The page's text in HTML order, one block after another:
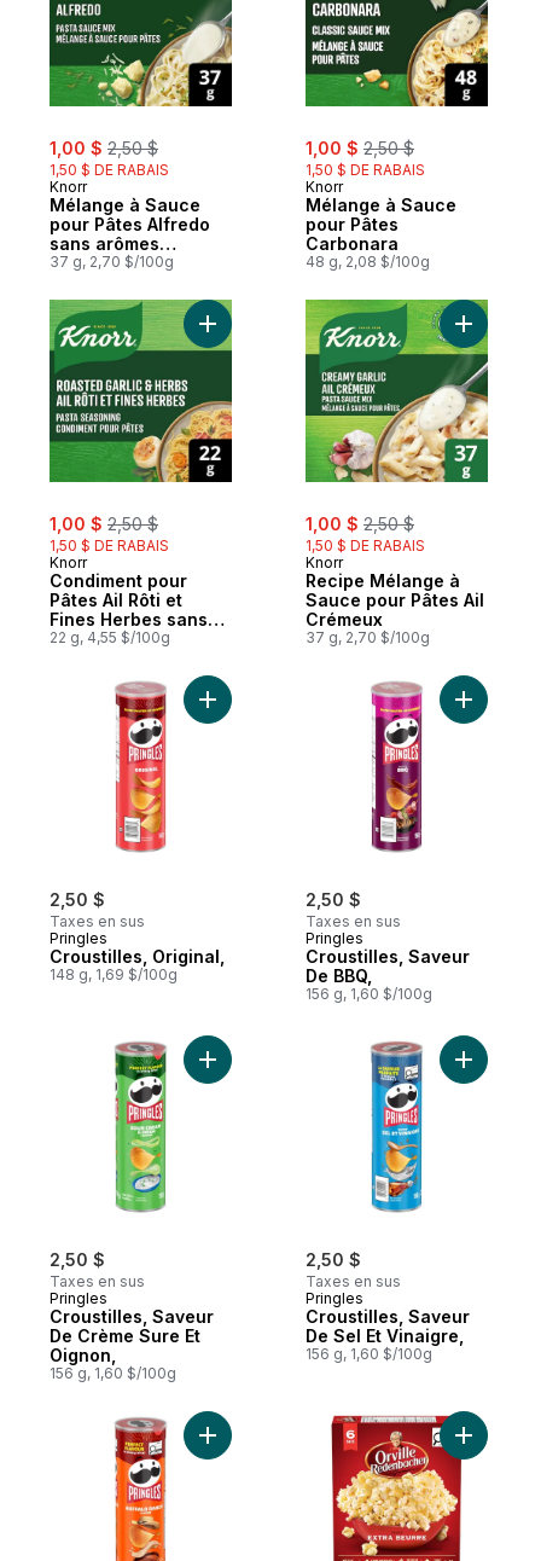
sale:
1,00 $ , formerly:
2,50 $
1,50 $ DE RABAIS
Knorr
Mélange à Sauce
pour Pâtes Alfredo
sans arômes
artificiels
37 g, 2,70 $/100g
sale:
1,00 $ , formerly:
2,50 $
1,50 $ DE RABAIS
Knorr
Mélange à Sauce
pour Pâtes
Carbonara
48 g, 2,08 $/100g
sale:
1,00 $ , formerly:
2,50 $
1,50 $ DE RABAIS
Knorr
Condiment pour
Pâtes Ail Rôti et
Fines Herbes sans
arômes artificiels
22 g, 4,55 $/100g
sale:
1,00 $ , formerly:
2,50 $
1,50 $ DE RABAIS
Knorr
Recipe Mélange à
Sauce pour Pâtes Ail
Crémeux
37 g, 2,70 $/100g
2,50 $
Taxes en sus
Pringles
Croustilles, Original,
148 g, 1,69 $/100g
Ajouter Croustilles, Original, au panier
2,50 $
Taxes en sus
Pringles
Croustilles, Saveur
De BBQ,
156 g, 1,60 $/100g
Ajouter
2,50 $
Taxes en sus
Pringles
Croustilles, Saveur
De Crème Sure Et
Oignon,
156 g, 1,60 $/100g
Ajouter Croustilles, Saveur De Crème
2,50 $
Taxes en sus
Pringles
Croustilles, Saveur
De Sel Et Vinaigre,
156 g, 1,60 $/100g
Ajouter
Ajouter Croustilles, Saveur BuffaloAjouter